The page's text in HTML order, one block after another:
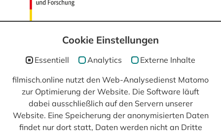
In Kooperation mit
Cookie Einstellungen
Essentiell Analytics Externe Inhalte
filmisch.online nutzt den Web-Analysedienst Matomo
zur Optimierung der Website. Die Software läuft
dabei ausschließlich auf den Servern unserer
Website. Eine Speicherung der anonymisierten Daten
findet nur dort statt, Daten werden nicht an Dritte